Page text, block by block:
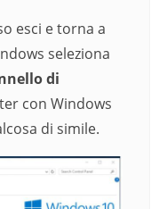
esci e torna a
seleziona
di
con Windows
di simile.